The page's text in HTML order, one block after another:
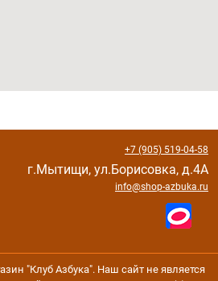
+7 (905) 519-04-58
г.Мытищи, ул.Борисовка, д.4А
info@shop-azbuka.ru
"Клуб Азбука". Наш сайт не является